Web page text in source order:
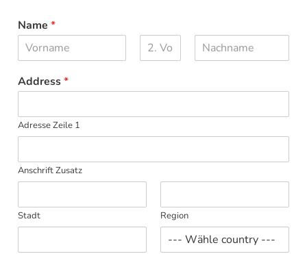
Name *
o
r
m
e
e
r
a
e
a
Address*
Adresse Zeile 1
Anschrift Zusatz
Stadt Region